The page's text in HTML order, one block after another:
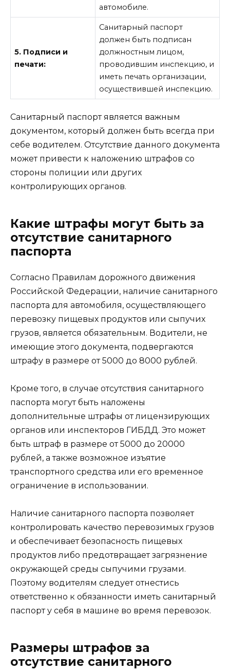
автомобиле.
5. Подписи и
печати:
Санитарный паспорт
должен быть подписан
должностным лицом,
проводившим инспекцию, и
иметь печать организации,
осуществившей инспекцию.
Санитарный паспорт является важным
документом, который должен быть всегда при
себе водителем. Отсутствие данного документа
может привести к наложению штрафов со
стороны полиции или других
контролирующих органов.
Какие штрафы могут быть за
отсутствие санитарного
паспорта
Согласно Правилам дорожного движения
Российской Федерации, наличие санитарного
паспорта для автомобиля, осуществляющего
перевозку пищевых продуктов или сыпучих
грузов, является обязательным. Водители, не
имеющие этого документа, подвергаются
штрафу в размере от 5000 до 8000 рублей.
Кроме того, в случае отсутствия санитарного
паспорта могут быть наложены
дополнительные штрафы от лицензирующих
органов или инспекторов ГИБДД. Это может
быть штраф в размере от 5000 до 20000
рублей, а также возможное изъятие
транспортного средства или его временное
ограничение в использовании.
Наличие санитарного паспорта позволяет
контролировать качество перевозимых грузов
и обеспечивает безопасность пищевых
продуктов либо предотвращает загрязнение
окружающей среды сыпучими грузами.
Поэтому водителям следует отнестись
ответственно к обязанности иметь санитарный
паспорт у себя в машине во время перевозок.
Размеры штрафов за
отсутствие санитарного